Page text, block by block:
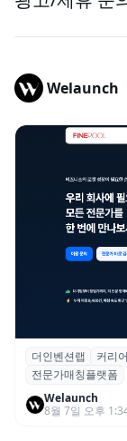
Welaunch
더인벤션랩
칭 플랫폼 ‘
더인벤션랩 커리
전문가매칭플랫폼
Welaunch
8월 7일 오후